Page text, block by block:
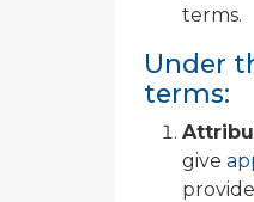
terms.
Under
terms:
give